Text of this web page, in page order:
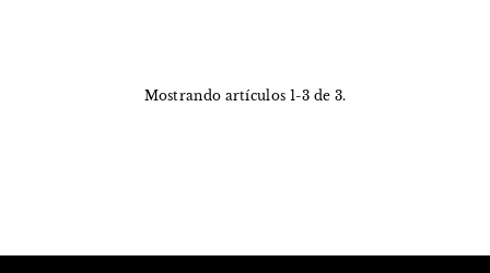
Mostrando artículos 1-3 de 3.